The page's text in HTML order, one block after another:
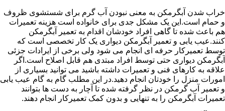
خراب شدن آبگرمکن به معنی نبودن آب گرم برای شستشوی ظروف
و حمام است.این یک مشکل جدی برای خانواده است هزینه تعمیرات
هم باعث شده تا گاهی افراد خودشان اقدام به تعمیر آبگرمکن
کنند.عیب یابی و تعمیر آبگرمکن دیواری یک کار تخصصی است که
توسط تعمیرکار حرفه ای انجام می شود ولی برخی از ایرادات جزئی
آبگرمکن دیواری حتی توسط افراد مبتدی هم قابل اصلاح است.اگر
علاقه به کارهای فنی و تعمیرات داشته باشید می توانید بسیاری از
امورات منزل را خودتان انجام دهید.در این مطلب گام به گام عیب یابی
و تعمیر آب گرمکن در نظر گرفته شده تا آچار به دست ها بتوانند
تعمیرات آبگرمکن را به تنهایی و بدون کمک تعمیرکار انجام دهند.